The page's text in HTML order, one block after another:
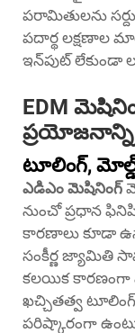
పరామితులను
పదార్థ లక్షణాల
ఇన్‌పుట్ లేకుండా
EDM
ప్రయోజనాన్ని
టూలింగ్,
ఎడిఎం మెషినింగ్
నుంచో ప్రధాన
కారణాలు కూడా
సంకీర్ణ జ్యామితి
కలయిక కారణంగా
ఖచ్చితత్వ
పరిష్కారంగా